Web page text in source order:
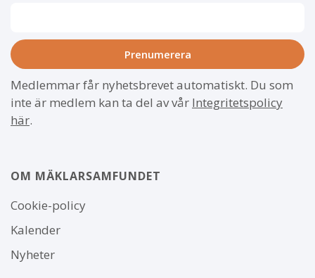
Medlemmar får nyhetsbrevet automatiskt. Du som
inte är medlem kan ta del av vår Integritetspolicy
här.
OM MÄKLARSAMFUNDET
Om
webbplatsen
Cookie-policy
Kalender
Nyheter